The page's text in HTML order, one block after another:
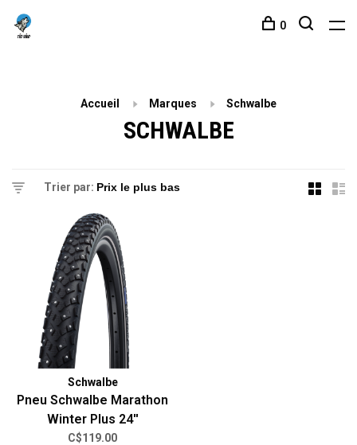
0
Accueil Marques Schwalbe
SCHWALBE
Trier par:
Schwalbe
Pneu Schwalbe Marathon
Winter Plus 24''
C$119.00